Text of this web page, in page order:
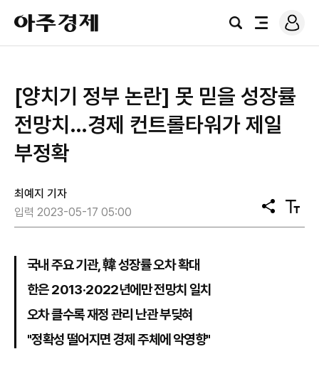
아
주
경
검
전
로
그
[양치기 정부 논란] 못 믿을 성장률
전망치…경제 컨트롤타워가 제일
부정확
최예지 기자
입력 2023-05-17 05:00
공
유
텍
스
국내 주요 기관, 韓 성장률 오차 확대
한은 2013·2022년에만 전망치 일치
오차 클수록 재정 관리 난관 부딪혀
"정확성 떨어지면 경제 주체에 악영향"